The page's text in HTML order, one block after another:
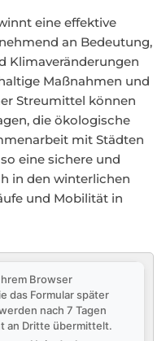
eine effektive
an Bedeutung,
Klimaveränderungen
Maßnahmen und
Streumittel können
die ökologische
mit Städten
eine sichere und
in den winterlichen
und Mobilität in
Browser
das Formular später
nach 7 Tagen
an Dritte übermittelt.